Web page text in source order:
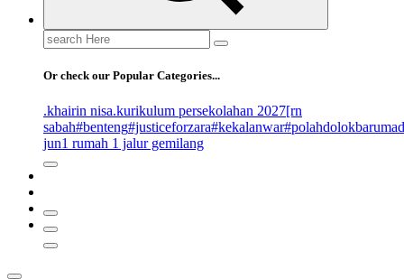
Search
for:
Or check our Popular Categories...
.khairin nisa.kurikulum persekolahan 2027[rn
sabah#benteng#justiceforzara#kekalanwar
jun1 rumah 1 jalur gemilang